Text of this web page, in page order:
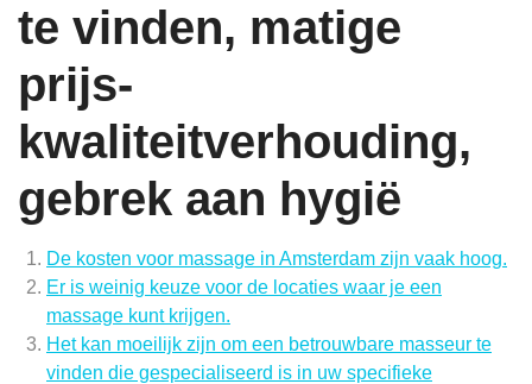
te vinden, matige
prijs-
kwaliteitverhouding,
gebrek aan hygië
De kosten voor massage in Amsterdam zijn vaak hoog.
Er is weinig keuze voor de locaties waar je een
massage kunt krijgen.
Het kan moeilijk zijn om een betrouwbare masseur te
vinden die gespecialiseerd is in uw specifieke